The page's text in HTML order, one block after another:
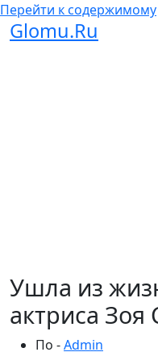
Перейти к содержимому
Glomu.Ru
Ушла из
актриса Зоя
По -Admin